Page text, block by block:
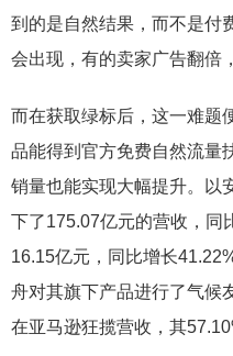
到的是自然结果，而不是付
会出现，有的卖家广告翻倍
而在获取绿标后，这一难题
品能得到官方免费自然流量
销量也能实现大幅提升。以
下了175.07亿元的营收，同
16.15亿元，同比增长
舟对其旗下产品进行了气候
在亚马逊狂揽营收，其